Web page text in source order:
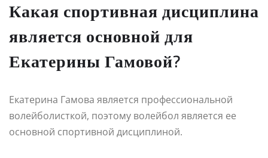
Какая спортивная дисциплина
является основной для
Екатерины Гамовой?
Екатерина Гамова является профессиональной
волейболисткой, поэтому волейбол является ее
основной спортивной дисциплиной.